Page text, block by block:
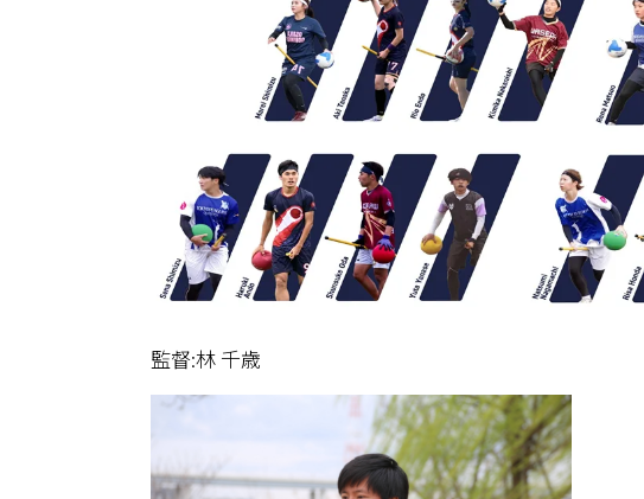
監督:林 千歳